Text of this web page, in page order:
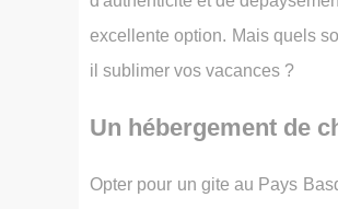
excellente option. Mais quels
il sublimer vos vacances ?
Un hébergement de
Opter pour un gite au Pays